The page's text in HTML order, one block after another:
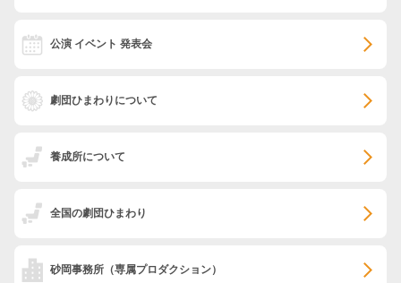
公演 イベント 発表会
劇団ひまわりについて
養成所について
全国の劇団ひまわり
砂岡事務所 （専属プロダクション）